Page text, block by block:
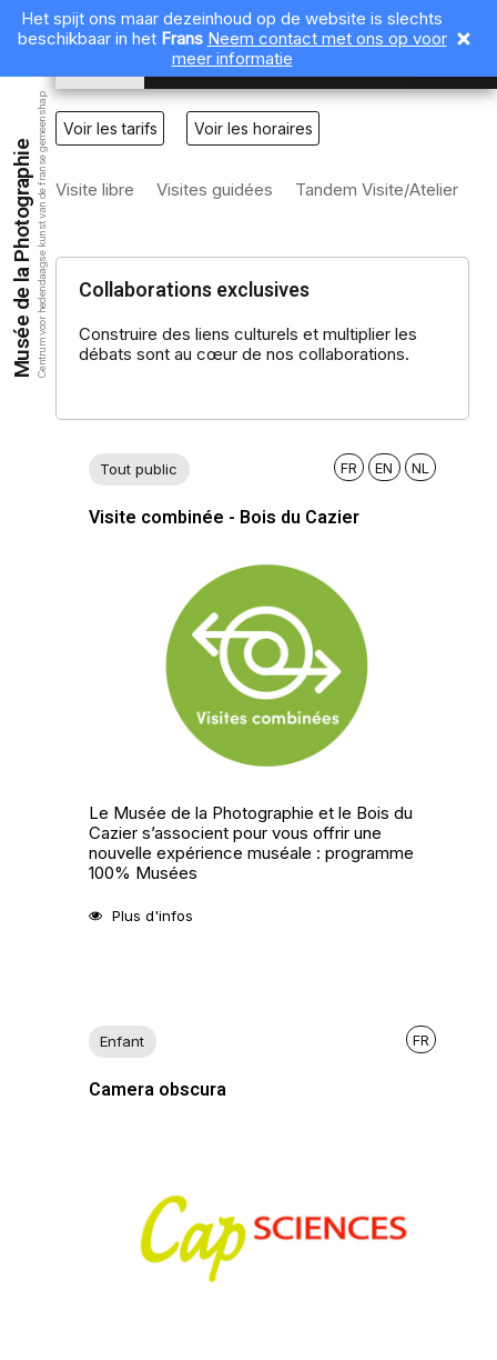
Musée de la PhotographieCentrum voor hedendaagse kunst van de franse gemeenshap
NL
Het spijt ons maar dezeinhoud op de website is slechts
beschikbaar in het Frans Neem contact met ons op voor
meer informatie
Visite libre Visites guidées Tandem Visite/Atelier
Voir les tarifs Voir les horaires
Collaborations exclusives
Construire des liens culturels et multiplier les
débats sont au cœur de nos collaborations.
Tout public FR EN NL
Visite combinée - Bois du Cazier
Le Musée de la Photographie et le Bois du
Cazier s’associent pour vous offrir une
nouvelle expérience muséale : programme
100% Musées
Plus d'infos
Enfant FR
Camera obscura